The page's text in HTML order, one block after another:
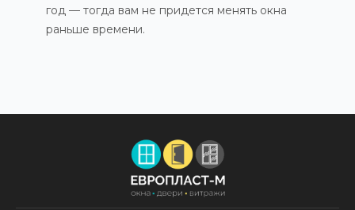
год — тогда вам не придется менять окна
раньше времени.